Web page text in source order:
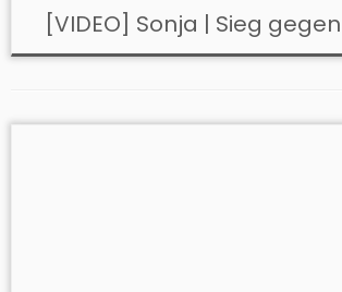
[VIDEO] Sonja | Sieg